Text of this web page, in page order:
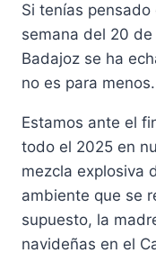
Si tenías
semana del 20
Badajoz se ha
no es para menos.
Estamos ante el
todo el 2025 en
mezcla explosiva
ambiente que se
supuesto, la
navideñas en el